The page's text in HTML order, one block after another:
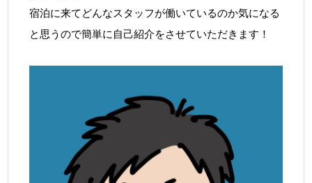
宿泊に来てどんなスタッフが働いているのか気になる
と思うので簡単に自己紹介をさせていただきます！